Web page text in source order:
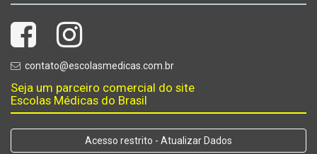
contato@escolasmedicas.com.br
Seja um parceiro comercial do site
Escolas Médicas do Brasil
Acesso restrito - Atualizar Dados